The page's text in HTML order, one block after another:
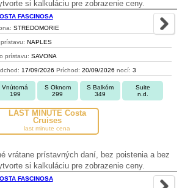
si kalkuláciu pre zobrazenie ceny.
FASCINOSA
STREDOMORIE
NAPLES
prístavu: SAVONA
17/09/2026 Príchod: 20/09/2026 nocí: 3
Vnútorná
199
S Oknom
299
S Balkóm
349
Suite
n.d.
LAST MINUTE Costa
Cruises
last minute cena
vrátane prístavných daní, bez poistenia a bez
si kalkuláciu pre zobrazenie ceny.
FASCINOSA